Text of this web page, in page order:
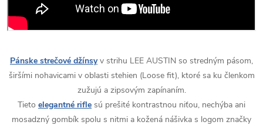
Pánske strečové džínsyv strihu LEE AUSTIN so stredným pásom,
širšími nohavicami v oblasti stehien (Loose fit), ktoré sa ku členkom
zužujú a zipsovým zapínaním.
Tieto elegantné rifle sú prešité kontrastnou niťou, nechýba ani
mosadzný gombík spolu s nitmi a kožená nášivka s logom značky